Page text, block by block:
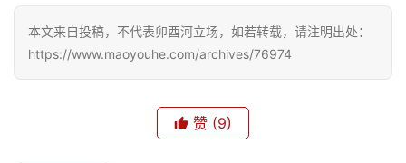
本文来自投稿，不代表卯酉河立场，如若转载，请注明出处：
https://www.maoyouhe.com/archives/76974
赞 (9)